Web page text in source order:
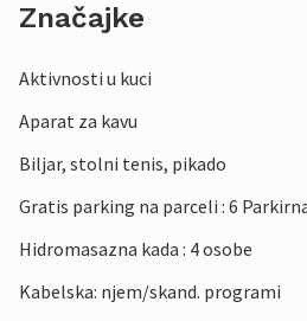
Značajke
Aktivnosti u kuci
Aparat za kavu
Biljar, stolni tenis, pikado
Gratis parking na parceli : 6
Hidromasazna kada : 4 osobe
Kabelska: njem/skand. programi